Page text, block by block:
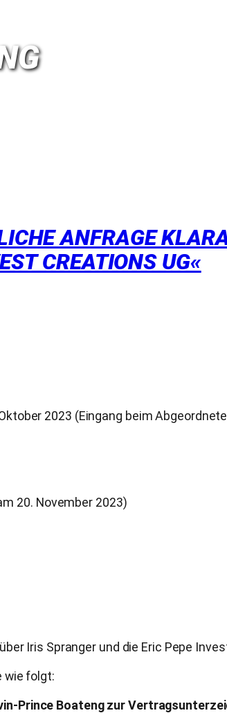
ANFRAGE
CREATIONS UG«
2023 (Eingang beim
20. November 2023)
Iris Spranger und die Eric Pepe
wie folgt:
Prince Boateng zur